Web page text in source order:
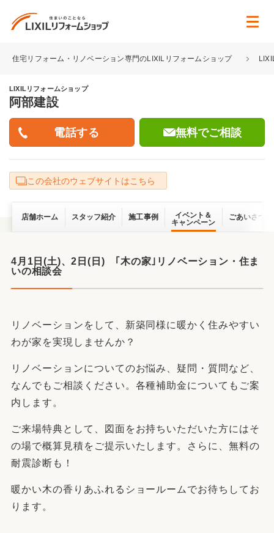
住宅リフォーム・リノベーション専門のLIXILリフォームショップ
LIXILリフォームショップ
阿部建設
無料でご相談
この会社のウェブサイトはこちら
店舗ホーム スタッフ紹介 施工事例
イベント＆
キャンペーン
ごあいさつ
4月1日(土)、2日(日) ｢木の家｣リノベーション・住ま
いの相談会
リノベーションをして、新築同様に暖かく住みやすい
わが家を実現しませんか？
リノベーションについてのお悩み、疑問・質問など、
なんでもご相談ください。各種補助金についてもご案
内します。
ご来場特典として、図面をお持ちいただいた方にはそ
の場で概算見積をご提示いたします。さらに、無料の
耐震診断も！
暖かい木の香りあふれるショールームでお待ちしてお
ります。